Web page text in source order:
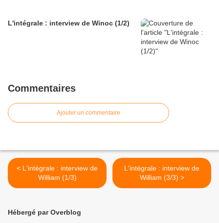
L'intégrale : interview de Winoc (1/2)
Commentaires
Ajouter un commentaire
< L'intégrale : interview de
William (1/3)
L'intégrale : interview de
William (3/3) >
Hébergé par Overblog